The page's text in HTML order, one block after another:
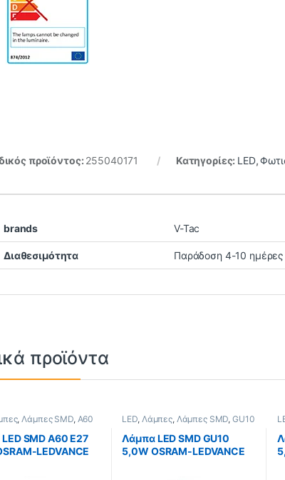
προϊόντος: 255040171 Κατηγορίες: LED,
brands V-Tac
Διαθεσιμότητα Παράδοση 4-10 ημέρες
προϊόντα
, Λάμπες SMD, A60
SMD A60 Ε27
LEDVANCE
LED, Λάμπες, Λάμπες SMD,GU10
Λάμπα LED SMD GU10
5,0W OSRAM-LEDVANCE